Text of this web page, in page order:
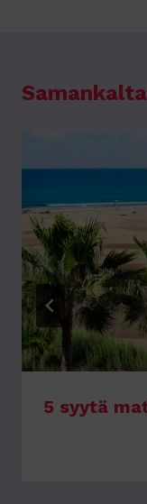
5 syytä